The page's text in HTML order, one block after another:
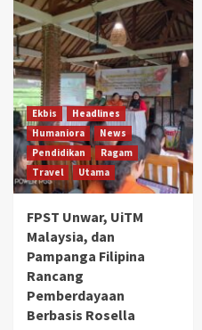
Ekbis
Headlines
Humaniora
News
Pendidikan
Ragam
Travel
Utama
FPST Unwar, UiTM
Malaysia, dan
Pampanga Filipina
Rancang
Pemberdayaan
Berbasis Rosella